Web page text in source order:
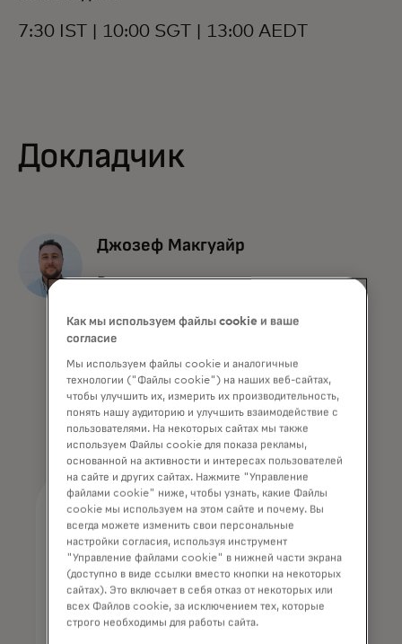
7:30 IST | 10:00 SGT | 13:00 AEDT
Докладчик
Джозеф Макгуайр
Руководитель,
области инноваций
Mastercard
View on-demand
Complete the form to view
on-demand.
First Name
Как мы используем файлы cookie и ваше
согласие
Мы используем файлы cookie и аналогичные
технологии ("Файлы cookie") на наших веб-сайтах,
чтобы улучшить их, измерить их производительность,
понять нашу аудиторию и улучшить взаимодействие с
пользователями. На некоторых сайтах мы также
используем Файлы cookie для показа рекламы,
основанной на активности и интересах пользователей
на сайте и других сайтах. Нажмите "Управление
файлами cookie" ниже, чтобы узнать, какие Файлы
cookie мы используем на этом сайте и почему. Вы
всегда можете изменить свои персональные
настройки согласия, используя инструмент
"Управление файлами cookie" в нижней части экрана
(доступно в виде ссылки вместо кнопки на некоторых
сайтах). Это включает в себя отказ от некоторых или
всех Файлов cookie, за исключением тех, которые
строго необходимы для работы сайта.